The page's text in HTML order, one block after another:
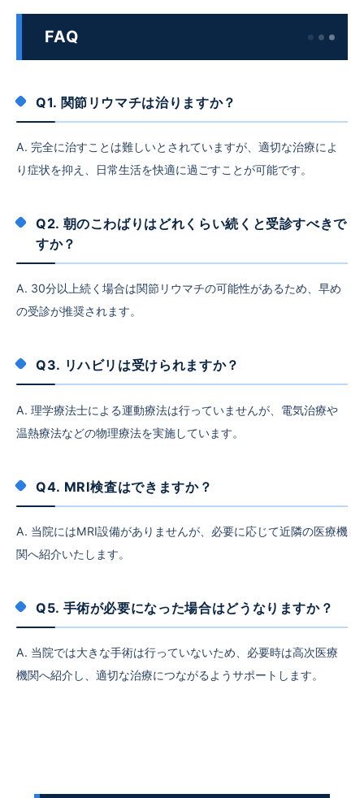
FAQ
Q1. 関節リウマチは治りますか？
A. 完全に治すことは難しいとされていますが、適切な治療によ
り症状を抑え、日常生活を快適に過ごすことが可能です。
Q2. 朝のこわばりはどれくらい続くと受診すべきで
すか？
A. 30分以上続く場合は関節リウマチの可能性があるため、早め
の受診が推奨されます。
Q3. リハビリは受けられますか？
A. 理学療法士による運動療法は行っていませんが、電気治療や
温熱療法などの物理療法を実施しています。
Q4. MRI検査はできますか？
A. 当院にはMRI設備がありませんが、必要に応じて近隣の医療機
関へ紹介いたします。
Q5. 手術が必要になった場合はどうなりますか？
A. 当院では大きな手術は行っていないため、必要時は高次医療
機関へ紹介し、適切な治療につながるようサポートします。